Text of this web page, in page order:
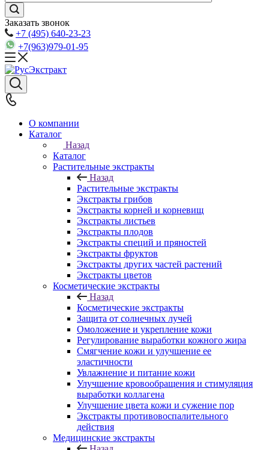
Заказать звонок
+7 (495) 640-23-23
+7(963)979-01-95
О компании
Каталог
Назад
Каталог
Растительные экстракты
Назад
Растительные экстракты
Экстракты грибов
Экстракты корней и корневищ
Экстракты листьев
Экстракты плодов
Экстракты специй и пряностей
Экстракты фруктов
Экстракты других частей растений
Экстракты цветов
Косметические экстракты
Назад
Косметические экстракты
Защита от солнечных лучей
Омоложение и укрепление кожи
Регулирование выработки кожного жира
Смягчение кожи и улучшение ее
эластичности
Увлажнение и питание кожи
Улучшение кровообращения и стимуляция
выработки коллагена
Улучшение цвета кожи и сужение пор
Экстракты противовоспалительного
действия
Медицинские экстракты